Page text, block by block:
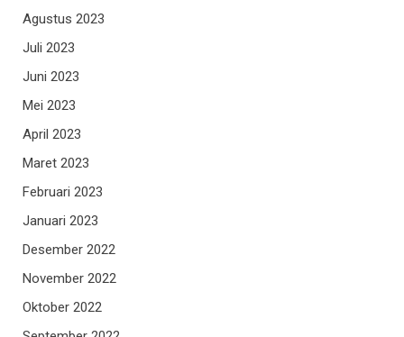
Agustus 2023
Juli 2023
Juni 2023
Mei 2023
April 2023
Maret 2023
Februari 2023
Januari 2023
Desember 2022
November 2022
Oktober 2022